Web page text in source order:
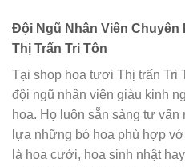
Đội Ngũ Nhân Viên
Thị Trấn Tri Tôn
Tại shop hoa tươi Thị trấn Tri
đội ngũ nhân viên giàu kinh
hoa. Họ luôn sẵn sàng tư vấn
lựa những bó hoa phù hợp
là hoa cưới, hoa sinh nhật